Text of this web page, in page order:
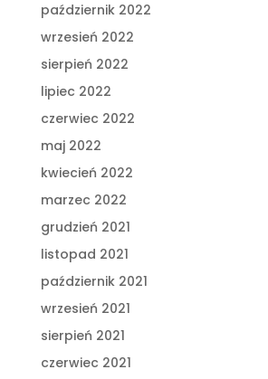
październik 2022
wrzesień 2022
sierpień 2022
lipiec 2022
czerwiec 2022
maj 2022
kwiecień 2022
marzec 2022
grudzień 2021
listopad 2021
październik 2021
wrzesień 2021
sierpień 2021
czerwiec 2021